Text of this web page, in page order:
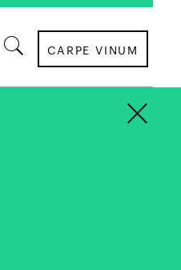
CARPE VINUM
×